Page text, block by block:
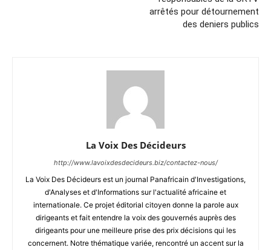
arrêtés pour détournement
des deniers publics
La Voix Des Décideurs
http://www.lavoixdesdecideurs.biz/contactez-nous/
La Voix Des Décideurs est un journal Panafricain d'Investigations,
d'Analyses et d'Informations sur l'actualité africaine et
internationale. Ce projet éditorial citoyen donne la parole aux
dirigeants et fait entendre la voix des gouvernés auprès des
dirigeants pour une meilleure prise des prix décisions qui les
concernent. Notre thématique variée, rencontré un accent sur la